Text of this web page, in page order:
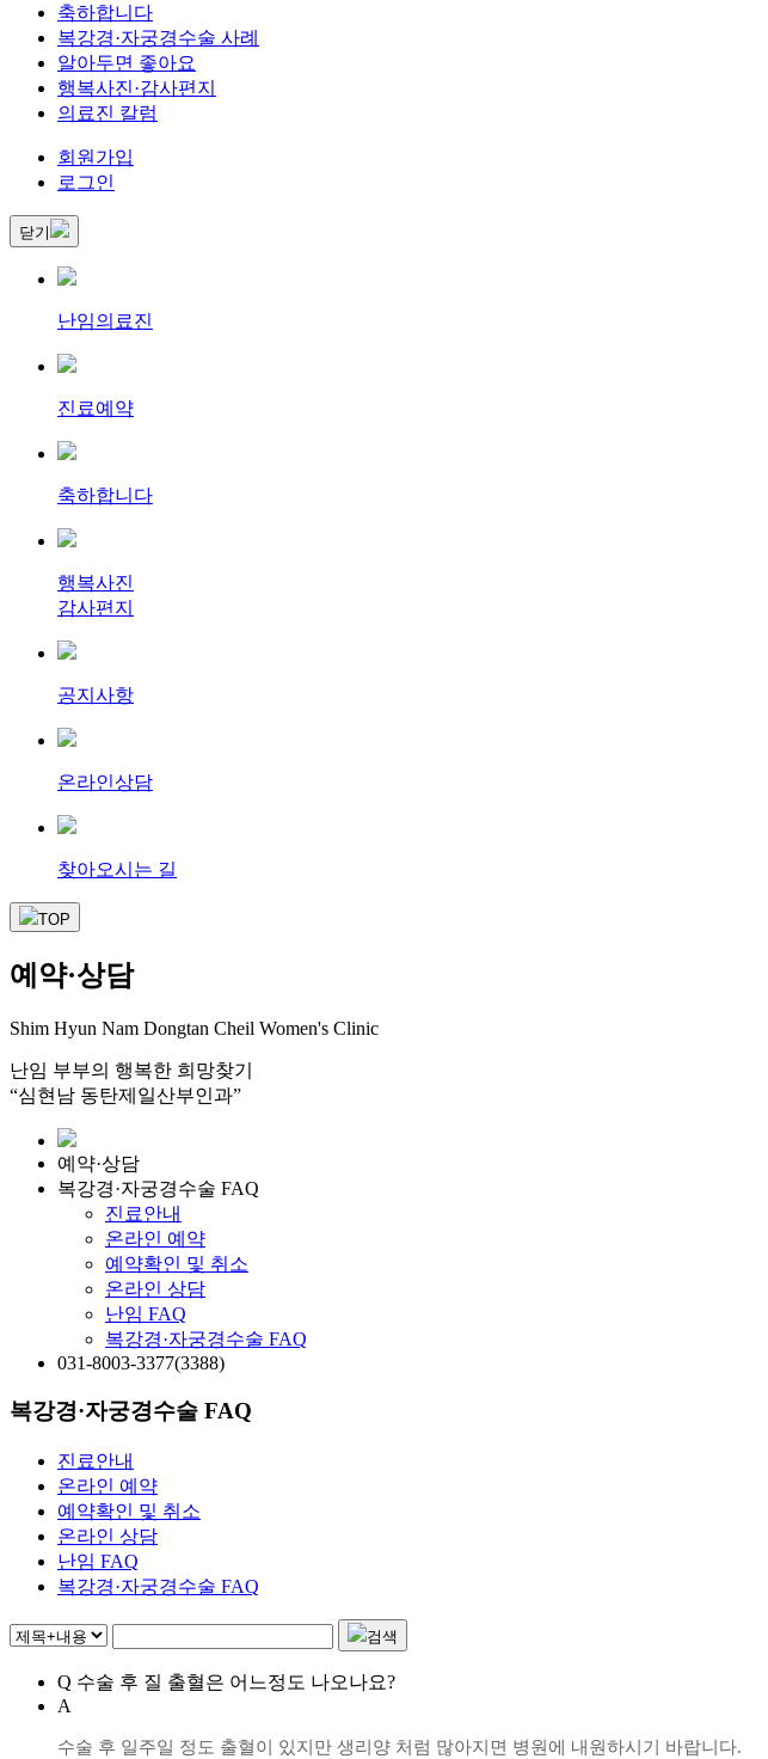
축하합니다
복강경·자궁경수술 사례
알아두면 좋아요
행복사진·감사편지
의료진 칼럼
회원가입
로그인
닫기
난임의료진
진료예약
축하합니다
행복사진
감사편지
공지사항
온라인상담
찾아오시는 길
TOP
예약·상담
Shim Hyun Nam Dongtan Cheil Women's Clinic
난임 부부의 행복한 희망찾기
“심현남 동탄제일산부인과”
예약·상담
복강경·자궁경수술 FAQ
진료안내
온라인 예약
예약확인 및 취소
온라인 상담
난임 FAQ
복강경·자궁경수술 FAQ
031-8003-3377(3388)
복강경·자궁경수술 FAQ
진료안내
온라인 예약
예약확인 및 취소
온라인 상담
난임 FAQ
복강경·자궁경수술 FAQ
검색
Q 수술 후 질 출혈은 어느정도 나오나요?
A
수술 후 일주일 정도 출혈이 있지만 생리양 처럼 많아지면 병원에 내원하시기 바랍니다.